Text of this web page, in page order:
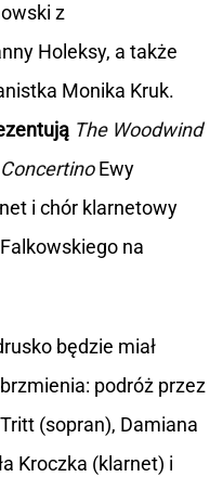
z
Holeksy, a także
Monika Kruk.
The Woodwind
ConcertinoEwy
i chór klarnetowy
na
będzie miał
podróż przez
(sopran), Damiana
Kroczka (klarnet) i